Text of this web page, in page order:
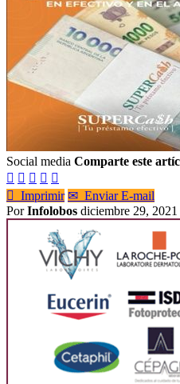
Social media Comparte este
    
 Imprimir ✉ Enviar E-mail
PorInfolobos diciembre 29,